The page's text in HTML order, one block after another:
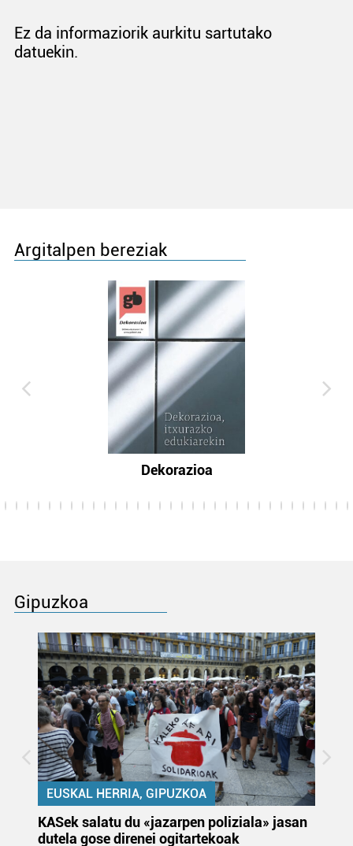
Ez da informaziorik aurkitu sartutako
datuekin.
Argitalpen bereziak
Dekorazioa
Gipuzkoa
EUSKAL HERRIA, GIPUZKOA
KASek salatu du «jazarpen poliziala» jasan
dutela gose direnei ogitartekoak